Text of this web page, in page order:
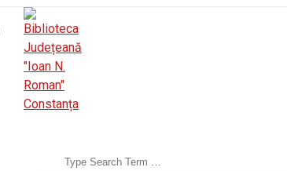
BIBLIOTECA JUDEȚEANĂ "IOAN N. ROMAN"
Search